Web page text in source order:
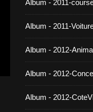
Album - 2011-
Album - 2011-
Album - 2012-
Album - 2012-
Album - 2012-